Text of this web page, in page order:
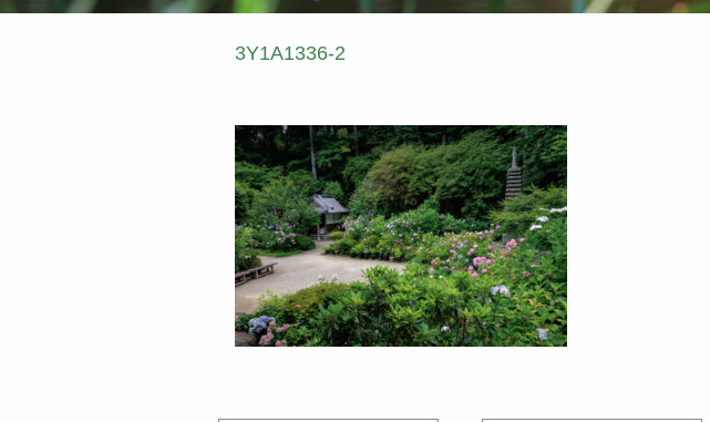
3Y1A1336-2